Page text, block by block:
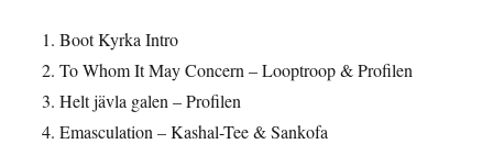
Boot Kyrka Intro
To Whom It May Concern – Looptroop & Profilen
Helt jävla galen – Profilen
Emasculation – Kashal-Tee & Sankofa